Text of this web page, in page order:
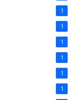
1
1
1
1
1
1